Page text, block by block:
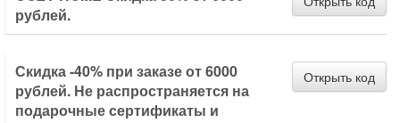
рублей.
Скидка -40% при заказе от 6000
рублей. Не распространяется на
подарочные сертификаты и
Открыть код